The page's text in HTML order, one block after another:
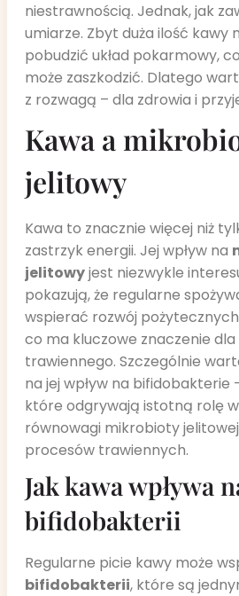
niestrawnością. Jednak, jak
umiarze. Zbyt duża ilość kawy
pobudzić układ pokarmowy,
może zaszkodzić. Dlatego
z rozwagą – dla zdrowia i
Kawa a
jelitowy
Kawa to znacznie więcej niż
zastrzyk energii. Jej wpływ na
jelitowyjest niezwykle
pokazują, że regularne
wspierać rozwój
co ma kluczowe znaczenie dla
trawiennego. Szczególnie
na jej wpływ na bifidobakterie
które odgrywają istotną rolę
równowagi mikrobioty
procesów trawiennych.
Jak kawa wpływa
bifidobakterii
Regularne picie kawy może
bifidobakterii, które są